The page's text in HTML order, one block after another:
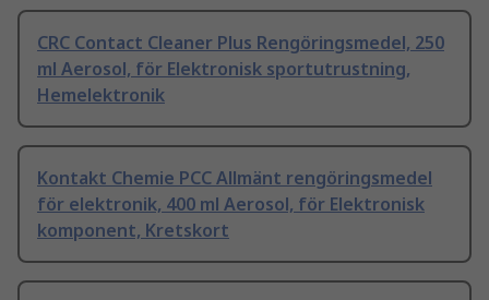
CRC Contact Cleaner Plus Rengöringsmedel, 250
ml Aerosol, för Elektronisk sportutrustning,
Hemelektronik
Kontakt Chemie PCC Allmänt rengöringsmedel
för elektronik, 400 ml Aerosol, för Elektronisk
komponent, Kretskort